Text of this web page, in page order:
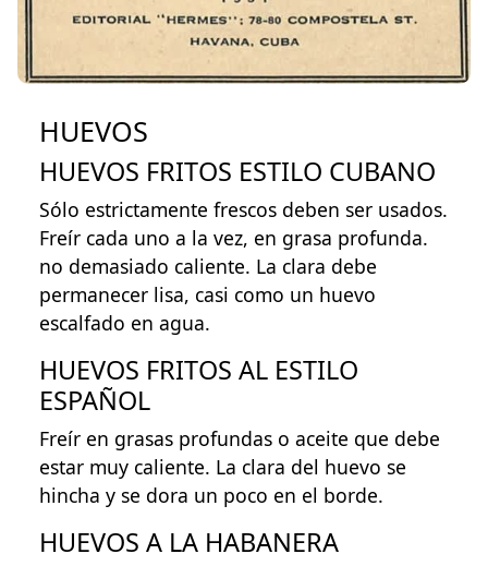
HUEVOS
HUEVOS FRITOS ESTILO CUBANO
Sólo estrictamente frescos deben ser usados.
Freír cada uno a la vez, en grasa profunda.
no demasiado caliente. La clara debe
permanecer lisa, casi como un huevo
escalfado en agua.
HUEVOS FRITOS AL ESTILO
ESPAÑOL
Freír en grasas profundas o aceite que debe
estar muy caliente. La clara del huevo se
hincha y se dora un poco en el borde.
HUEVOS A LA HABANERA